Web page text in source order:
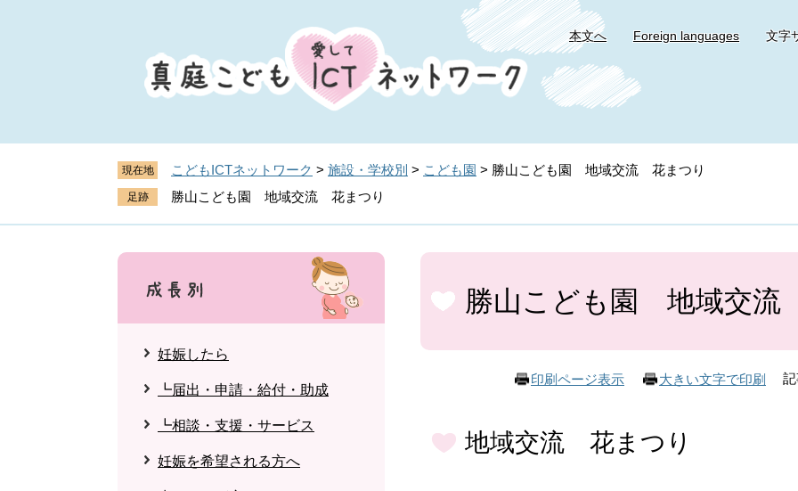
文
本文へ Foreign languages 文字
現在地 こどもICTネットワーク > 施設・学校別 > こども園 > 勝山こども園 地域交流 花まつり
勝山こども園 地域交流 花まつり
本
勝山こども園 地域交流
印刷ページ表示 大きい文字で印刷
地域交流 花まつり
妊娠したら
┗届出・申請・給付・助成
┗相談・支援・サービス
妊娠を希望される方へ